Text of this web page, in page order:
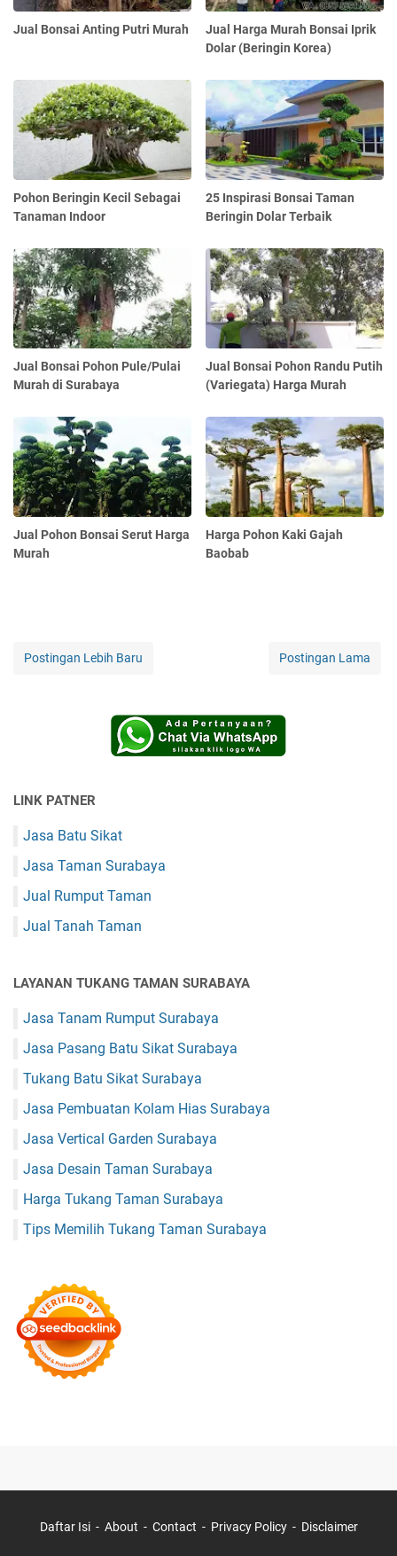
Jual Bonsai Anting Putri Murah
Jual Harga Murah Bonsai Iprik
Dolar (Beringin Korea)
Pohon Beringin Kecil Sebagai
Tanaman Indoor
25 Inspirasi Bonsai Taman
Beringin Dolar Terbaik
Jual Bonsai Pohon Pule/Pulai
Murah di Surabaya
Jual Bonsai Pohon Randu Putih
(Variegata) Harga Murah
Jual Pohon Bonsai Serut Harga
Murah
Harga Pohon Kaki Gajah
Baobab
Postingan Lebih Baru Postingan Lama
LINK PATNER
Jasa Batu Sikat
Jasa Taman Surabaya
Jual Rumput Taman
Jual Tanah Taman
LAYANAN TUKANG TAMAN SURABAYA
Jasa Tanam Rumput Surabaya
Jasa Pasang Batu Sikat Surabaya
Tukang Batu Sikat Surabaya
Jasa Pembuatan Kolam Hias Surabaya
Jasa Vertical Garden Surabaya
Jasa Desain Taman Surabaya
Harga Tukang Taman Surabaya
Tips Memilih Tukang Taman Surabaya
Daftar Isi About Contact Privacy Policy Disclaimer